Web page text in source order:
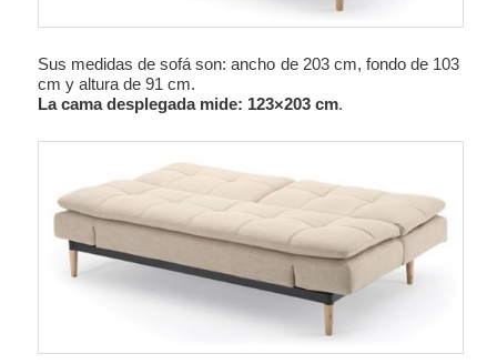
Sus medidas de sofá son: ancho de 203 cm, fondo de 103
cm y altura de 91 cm.
La cama desplegada mide: 123×203 cm.